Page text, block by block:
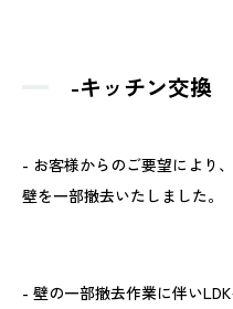
-キッチン交換
- お客様からのご要望により
壁を一部撤去いたしました。
- 壁の一部撤去作業に伴い